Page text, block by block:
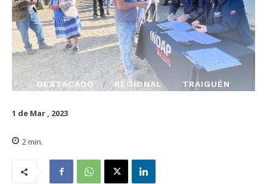
DESTACADO REGIONAL TRAIGUÉN
1 de Mar , 2023
2 min.